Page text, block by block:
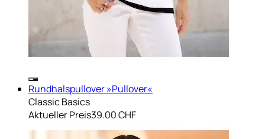
Rundhalspullover »Pullover«
Classic Basics
Aktueller Preis39.00 CHF